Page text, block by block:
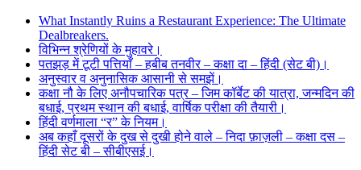
What Instantly Ruins a Restaurant Experience: The Ultimate
Dealbreakers.
विभिन्न श्रेणियों के मुहावरे।
पतझड़ में टूटी पत्तियाँ – हबीब तनवीर – कक्षा दा – हिंदी (सेट बी)।
अनुस्वार व अनुनासिक आसानी से समझें।
कक्षा नौ के लिए अनौपचारिक पत्र – जिम कॉर्बेट की यात्रा, जन्मदिन की
बधाई, प्रथम स्थान की बधाई, वार्षिक परीक्षा की तैयारी।
हिंदी वर्णमाला “र” के नियम।
अब कहाँ दूसरों के दुख से दुखी होने वाले – निदा फ़ाज़ली – कक्षा दस –
हिंदी सेट बी – सीबीएसई।